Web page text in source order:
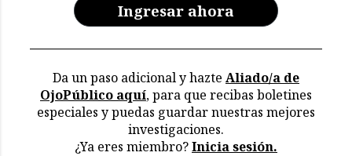
Ingresar ahora
Da un paso adicional y hazte Aliado/a de
OjoPúblico aquí, para que recibas boletines
especiales y puedas guardar nuestras mejores
investigaciones.
¿Ya eres miembro?Inicia sesión.